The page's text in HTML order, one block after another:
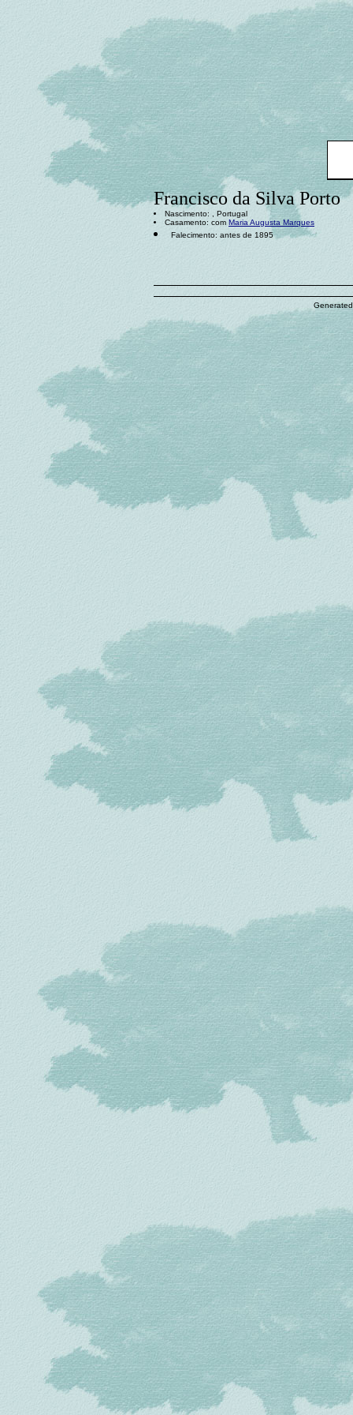
Francisco da Silva Porto
Nascimento: , Portugal
Casamento: com Maria Augusta Marques
Falecimento: antes de 1895